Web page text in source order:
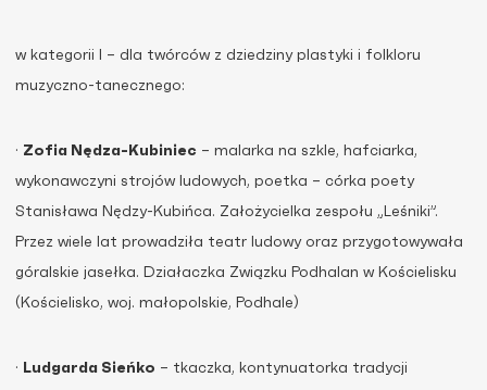
w kategorii I – dla twórców z dziedziny plastyki i folkloru
muzyczno-tanecznego:
· Zofia Nędza-Kubiniec – malarka na szkle, hafciarka,
wykonawczyni strojów ludowych, poetka – córka poety
Stanisława Nędzy-Kubińca. Założycielka zespołu „Leśniki”.
Przez wiele lat prowadziła teatr ludowy oraz przygotowywała
góralskie jasełka. Działaczka Związku Podhalan w Kościelisku
(Kościelisko, woj. małopolskie, Podhale)
· Ludgarda Sieńko – tkaczka, kontynuatorka tradycji